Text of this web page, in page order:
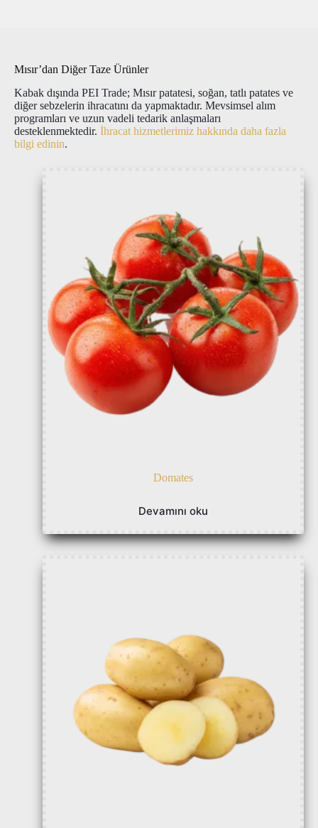
Mısır’dan Diğer Taze Ürünler
Kabak dışında PEI Trade; Mısır patatesi, soğan, tatlı patates ve
diğer sebzelerin ihracatını da yapmaktadır. Mevsimsel alım
programları ve uzun vadeli tedarik anlaşmaları
desteklenmektedir. İhracat hizmetlerimiz hakkında daha fazla
bilgi edinin.
Domates
Devamını oku